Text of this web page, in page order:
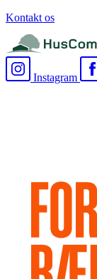
Kontakt os
Instagram